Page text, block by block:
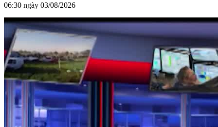
06:30 ngày 03/08/2026